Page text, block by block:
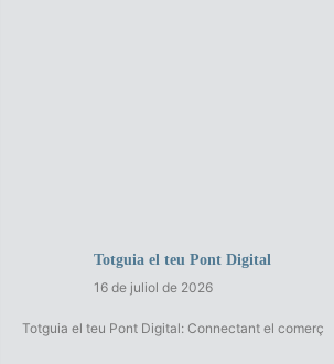
Totguia el teu Pont Digital
16 de juliol de 2026
Totguia el teu Pont Digital: Connectant el comerç